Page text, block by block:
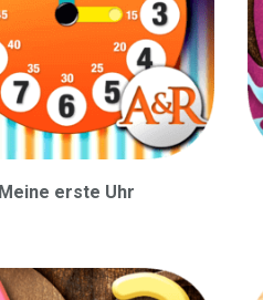
Meine erste Uhr